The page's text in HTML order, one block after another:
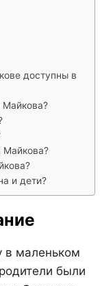
доступны в
Майкова?
Майкова?
и дети?
в маленьком
были